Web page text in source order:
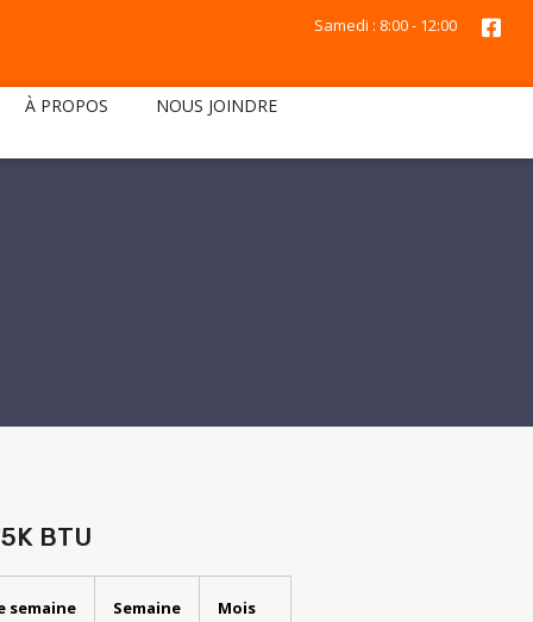
Samedi : 8:00 - 12:00
À PROPOS NOUS JOINDRE
BTU
semaine Semaine Mois